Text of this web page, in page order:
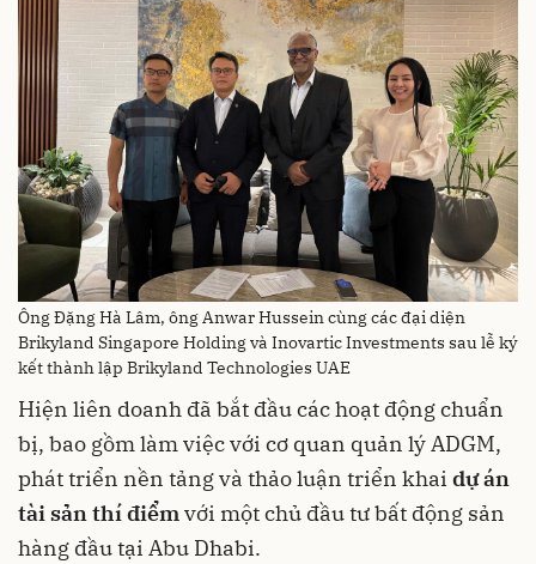
Ông Đặng Hà Lâm, ông Anwar Hussein cùng các đại diện
Brikyland Singapore Holding và Inovartic Investments sau lễ ký
kết thành lập Brikyland Technologies UAE
Hiện liên doanh đã bắt đầu các hoạt động chuẩn
bị, bao gồm làm việc với cơ quan quản lý ADGM,
phát triển nền tảng và thảo luận triển khai dự án
tài sản thí điểmvới một chủ đầu tư bất động sản
hàng đầu tại Abu Dhabi.